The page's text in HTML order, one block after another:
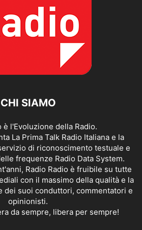
CHI SIAMO
è l'Evoluzione della Radio.
La Prima Talk Radio Italiana e la
di riconoscimento testuale e
frequenze Radio Data System.
Radio Radio è fruibile su tutte
con il massimo della qualità e la
dei suoi conduttori, commentatori e
opinionisti.
da sempre, libera per sempre!